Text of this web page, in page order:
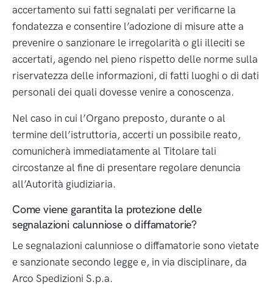
accertamento sui fatti segnalati per verificarne la
fondatezza e consentire l’adozione di misure atte a
prevenire o sanzionare le irregolarità o gli illeciti se
accertati, agendo nel pieno rispetto delle norme sulla
riservatezza delle informazioni, di fatti luoghi o di dati
personali dei quali dovesse venire a conoscenza.
Nel caso in cui l’Organo preposto, durante o al
termine dell’istruttoria, accerti un possibile reato,
comunicherà immediatamente al Titolare tali
circostanze al fine di presentare regolare denuncia
all’Autorità giudiziaria.
Come viene garantita la protezione delle
segnalazioni calunniose o diffamatorie?
Le segnalazioni calunniose o diffamatorie sono vietate
e sanzionate secondo legge e, in via disciplinare, da
Arco Spedizioni S.p.a.